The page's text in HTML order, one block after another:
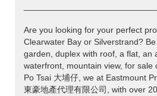
Are you looking for your perfect
Clearwater Bay or Silverstrand?
garden, duplex with roof, a flat, an
waterfront, mountain view, for sale
Po Tsai 大埔仔, we at Eastmount
東豪地產代理有限公司, with over